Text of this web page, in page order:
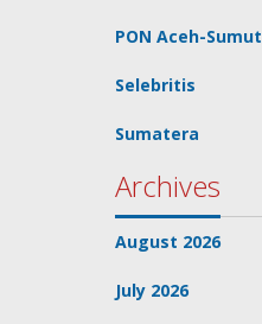
PON Aceh-Sumut
Selebritis
Sumatera
Archives
August 2026
July 2026